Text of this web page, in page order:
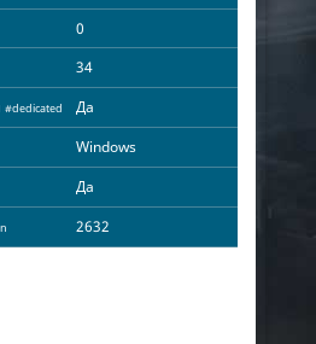
0
34
#dedicated
Да
Windows
Да
2632